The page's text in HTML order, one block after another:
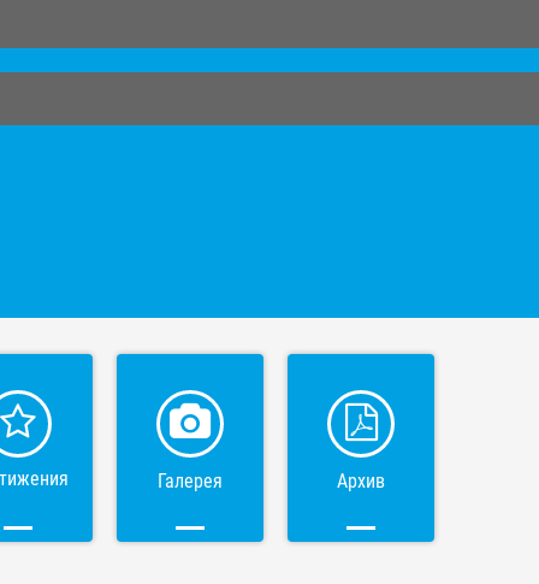
Галерея Архив